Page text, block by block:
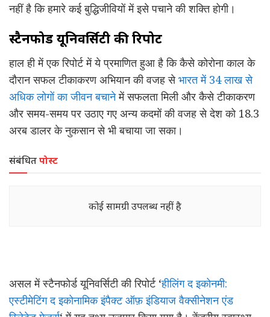
नहीं है कि हमारे कई बुद्धिजीवियों में इसे पचाने की शक्ति होगी।
स्टैनफोर्ड यूनिवर्सिटी की रिपोर्ट
हाल ही में एक रिपोर्ट में ये प्रमाणित हुआ है कि कैसे कोरोना काल के
दौरान सफल टीकाकरण अभियान की वजह सेभारत में 34 लाख से
अधिक लोगों का जीवन बचानेमें सफलता मिली और कैसे टीकाकरण
और समय-समय पर उठाए गए अन्य कदमों की वजह से देश को 18.3
अरब डालर के नुकसान से भी बचाया जा सका।
संबंधितपोस्ट
कोई सामग्री उपलब्ध नहीं है
असल में स्टैनफोर्ड यूनिवर्सिटी की रिपोर्ट ‘हीलिंग द इकोनमी:
एस्टीमेटिंग द इकोनामिक इंपैक्ट ऑफ़ इंडियाज वैक्सीनेशन एंड